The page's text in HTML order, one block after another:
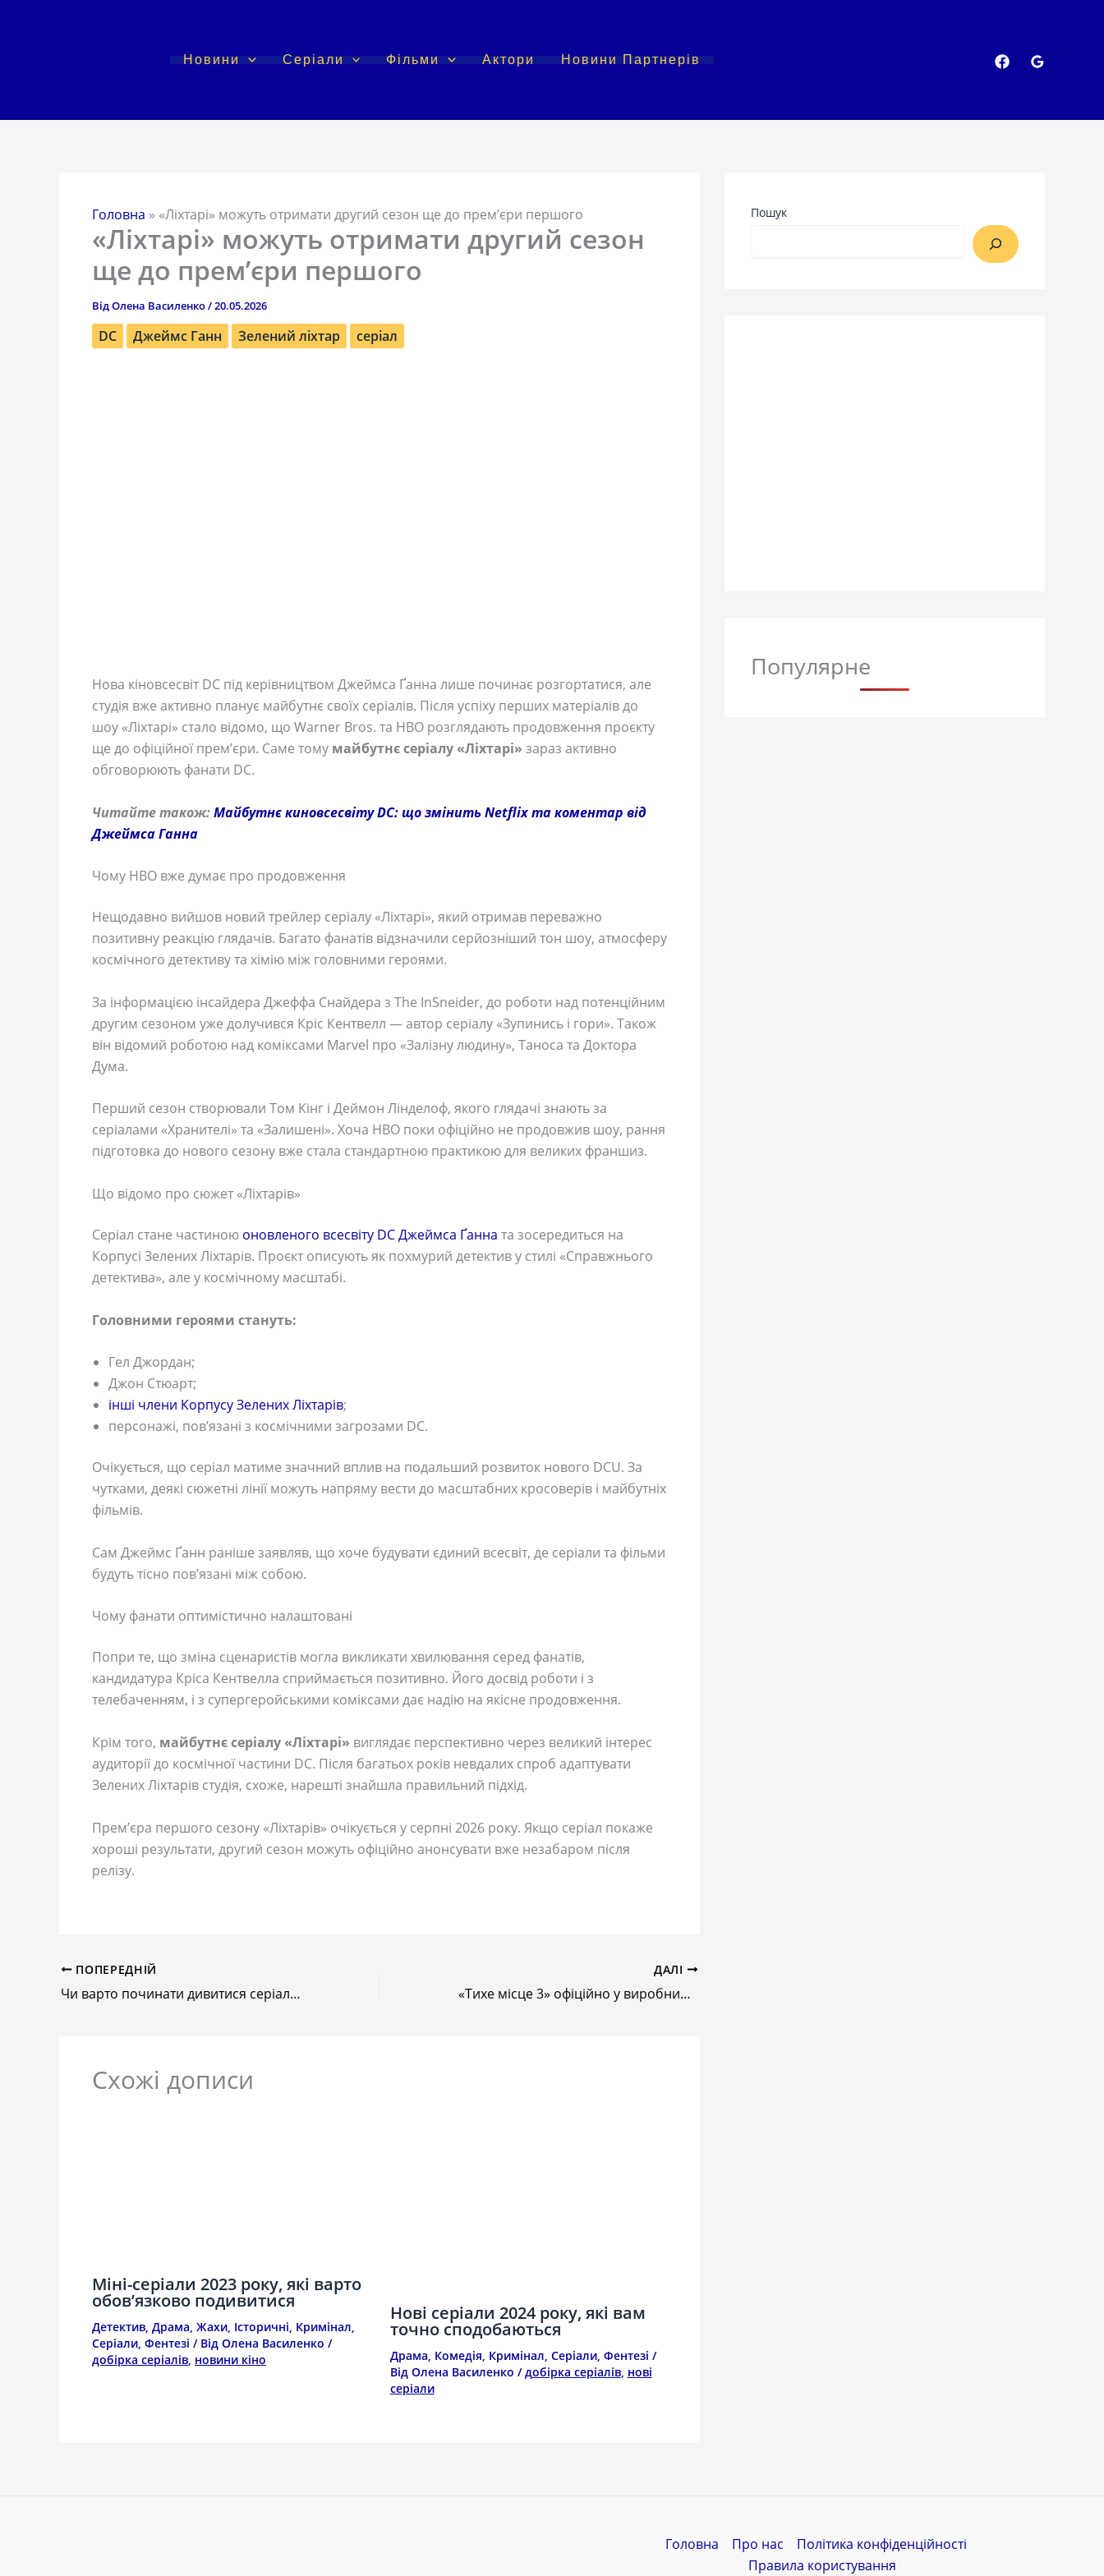
Новини Серіали Фільми Актори Новини Партнерів
Головна » «Ліхтарі» можуть отримати другий сезон ще до прем’єри першого
«Ліхтарі» можуть отримати другий сезон
ще до прем’єри першого
ВідОлена Василенко/20.05.2026
DC Джеймс Ганн Зелений ліхтар серіал
Нова кіновсесвіт DC під керівництвом Джеймса Ґанна лише починає розгортатися, але
студія вже активно планує майбутнє своїх серіалів. Після успіху перших матеріалів до
шоу «Ліхтарі» стало відомо, що Warner Bros. та HBO розглядають продовження проєкту
ще до офіційної прем’єри. Саме тому майбутнє серіалу «Ліхтарі» зараз активно
обговорюють фанати DC.
Читайте також:Майбутнє киновсесвіту DC: що змінить Netflix та коментар від
Джеймса Ганна
Чому HBO вже думає про продовження
Нещодавно вийшов новий трейлер серіалу «Ліхтарі», який отримав переважно
позитивну реакцію глядачів. Багато фанатів відзначили серйозніший тон шоу, атмосферу
космічного детективу та хімію між головними героями.
За інформацією інсайдера Джеффа Снайдера з The InSneider, до роботи над потенційним
другим сезоном уже долучився Кріс Кентвелл — автор серіалу «Зупинись і гори». Також
він відомий роботою над коміксами Marvel про «Залізну людину», Таноса та Доктора
Дума.
Перший сезон створювали Том Кінг і Деймон Лінделоф, якого глядачі знають за
серіалами «Хранителі» та «Залишені». Хоча HBO поки офіційно не продовжив шоу, рання
підготовка до нового сезону вже стала стандартною практикою для великих франшиз.
Що відомо про сюжет «Ліхтарів»
Серіал стане частиною оновленого всесвіту DC Джеймса Ґанна та зосередиться на
Корпусі Зелених Ліхтарів. Проєкт описують як похмурий детектив у стилі «Справжнього
детектива», але у космічному масштабі.
Головними героями стануть:
Гел Джордан;
Джон Стюарт;
інші члени Корпусу Зелених Ліхтарів;
персонажі, пов’язані з космічними загрозами DC.
Очікується, що серіал матиме значний вплив на подальший розвиток нового DCU. За
чутками, деякі сюжетні лінії можуть напряму вести до масштабних кросоверів і майбутніх
фільмів.
Сам Джеймс Ґанн раніше заявляв, що хоче будувати єдиний всесвіт, де серіали та фільми
будуть тісно пов’язані між собою.
Чому фанати оптимістично налаштовані
Попри те, що зміна сценаристів могла викликати хвилювання серед фанатів,
кандидатура Кріса Кентвелла сприймається позитивно. Його досвід роботи і з
телебаченням, і з супергеройськими коміксами дає надію на якісне продовження.
Крім того, майбутнє серіалу «Ліхтарі» виглядає перспективно через великий інтерес
аудиторії до космічної частини DC. Після багатьох років невдалих спроб адаптувати
Зелених Ліхтарів студія, схоже, нарешті знайшла правильний підхід.
Прем’єра першого сезону «Ліхтарів» очікується у серпні 2026 року. Якщо серіал покаже
хороші результати, другий сезон можуть офіційно анонсувати вже незабаром після
релізу.
ПОПЕРЕДНІЙ
Чи варто починати дивитися серіал «Новобранець»?
ДАЛІ
«Тихе місце 3» офіційно у виробництві: хто повернеться у новому фільмі
Схожі дописи
Міні-серіали 2023 року, які варто
обов’язково подивитися
Детектив Драма Жахи Історичні Кримінал
Серіали Фентезі / Від Олена Василенко /
добірка серіалів новини кіно
Нові серіали 2024 року, які вам
точно сподобаються
Драма, Комедія, Кримінал, Серіали, Фентезі /
Від Олена Василенко /добірка серіалів, нові
серіали
Пошук
Популярне
Головна Про нас
Політика конфіденційності
Правила користування